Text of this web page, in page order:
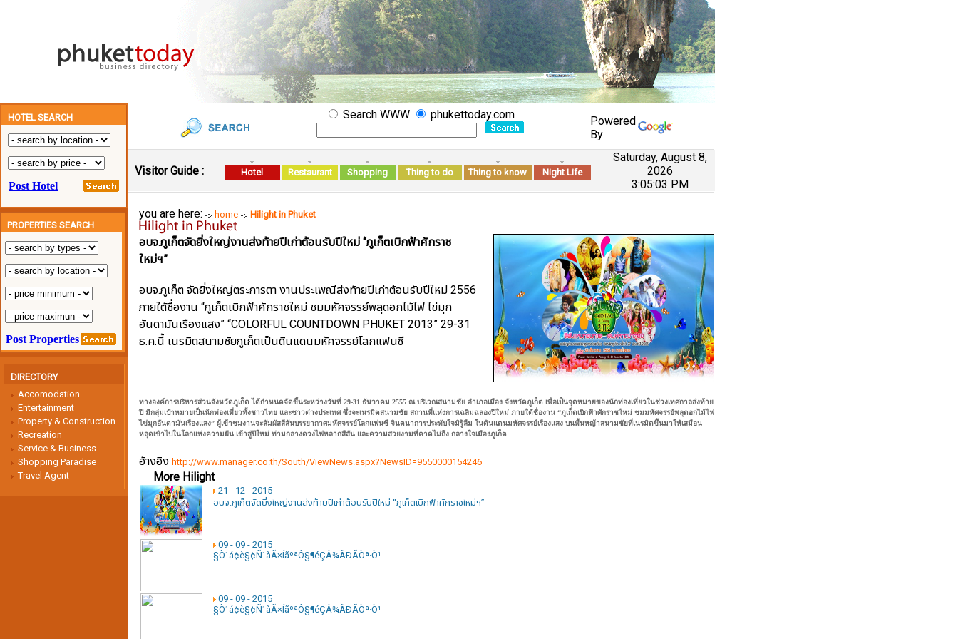
HOTEL SEARCH
PROPERTIES SEARCH
DIRECTORY
Accomodation
Entertainment
Property & Construction
Recreation
Service & Business
Shopping Paradise
Travel Agent
Search WWW phukettoday.com
Powered
By
Visitor Guide : Hotel Restaurant Shopping Thing to do Thing to know Night Life
Saturday, August 8,
2026
3:05:03 PM
you are here: home Hilight in Phuket
อบจ.ภูเก็ตจัดยิ่งใหญ่งานส่งท้ายปีเก่าต้อนรับปีใหม่ “ภูเก็ตเบิกฟ้าศักราช
ใหม่ฯ”
อบจ.ภูเก็ต จัดยิ่งใหญ่ตระการตา งานประเพณีส่งท้ายปีเก่าต้อนรับปีใหม่ 2556
ภายใต้ชื่องาน “ภูเก็ตเบิกฟ้าศักราชใหม่ ชมมหัศจรรย์พลุดอกไม้ไฟ ไข่มุก
อันดามันเรืองแสง” “COLORFUL COUNTDOWN PHUKET 2013” 29-31
ธ.ค.นี้ เนรมิตสนามชัยภูเก็ตเป็นดินแดนมหัศจรรย์โลกแฟนซี
ทางองค์การบริหารส่วนจังหวัดภูเก็ต ได้กำหนดจัดขึ้นระหว่างวันที่ 29-31 ธันวาคม 2555 ณ บริเวณสนามชัย อำเภอเมือง จังหวัดภูเก็ต เพื่อเป็นจุดหมายของนักท่องเที่ยวในช่วงเทศกาลส่งท้าย
ปี มีกลุ่มเป้าหมายเป็นนักท่องเที่ยวทั้งชาวไทย และชาวต่างประเทศ ซึ่งจะเนรมิตสนามชัย สถานที่แห่งการเฉลิมฉลองปีใหม่ ภายใต้ชื่องาน “ภูเก็ตเบิกฟ้าศักราชใหม่ ชมมหัศจรรย์พลุดอกไม้ไฟ
ไข่มุกอันดามันเรืองแสง” ผู้เข้าชมงานจะสัมผัสสีสันบรรยากาศมหัศจรรย์โลกแฟนซี จินตนาการประทับใจมิรู้ลืม ในดินแดนมหัศจรรย์เรืองแสง บนพื้นหญ้าสนามชัยที่เนรมิตขึ้นมาให้เสมือน
หลุดเข้าไปในโลกแห่งความฝัน เข้าสู่ปีใหม่ ท่ามกลางดวงไฟหลากสีสัน และความสวยงามที่คาดไม่ถึง กลางใจเมืองภูเก็ต
อ้างอิง http://www.manager.co.th/South/ViewNews.aspx?NewsID=9550000154246
More Hilight
21 - 12 - 2015
อบจ.ภูเก็ตจัดยิ่งใหญ่งานส่งท้ายปีเก่าต้อนรับปีใหม่ “ภูเก็ตเบิกฟ้าศักราชใหม่ฯ”
09 - 09 - 2015
§Ò¹á¢è§¢Ñ¹àÃ×ÍãºªÔ§¶éÇÂ¾ÃÐÃÒª·Ò¹
09 - 09 - 2015
§Ò¹á¢è§¢Ñ¹àÃ×ÍãºªÔ§¶éÇÂ¾ÃÐÃÒª·Ò¹